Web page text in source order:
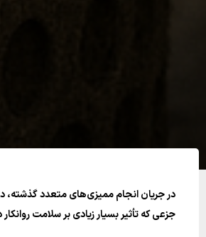
در جریان انجام ممیزی‌های متعدد گذشته،
جزعی که تأثیر بسیار زیادی بر سلامت روانکار